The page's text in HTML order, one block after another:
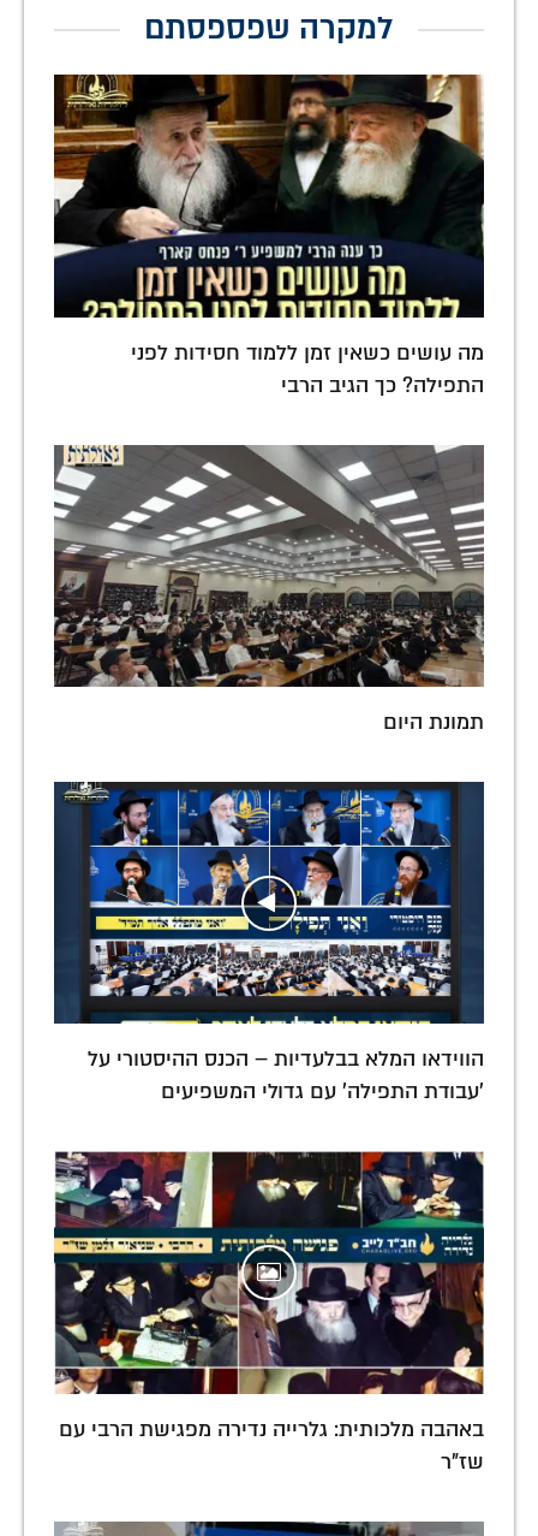
למקרה שפספסתם
מה עושים כשאין זמן ללמוד חסידות לפני
התפילה? כך הגיב הרבי
תמונת היום
הווידאו המלא בבלעדיות – הכנס ההיסטורי על
'עבודת התפילה' עם גדולי המשפיעים
באהבה מלכותית: גלרייה נדירה מפגישת הרבי עם
שז"ר